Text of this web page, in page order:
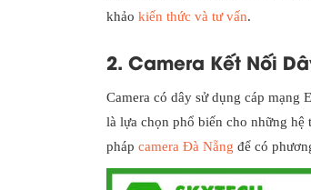
khảo kiến thức và tư vấn.
2. Camera Kết Nối
Camera có dây sử dụng cáp
là lựa chọn phổ biến cho những
pháp camera Đà Nẵng để có